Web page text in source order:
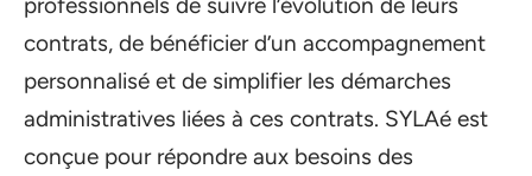
contrats, de bénéficier d’un accompagnement
personnalisé et de simplifier les démarches
administratives liées à ces contrats. SYLAé est
conçue pour répondre aux besoins des